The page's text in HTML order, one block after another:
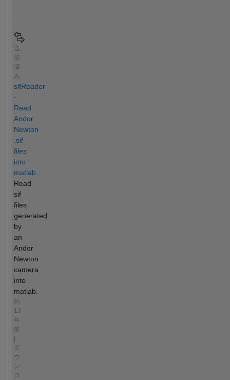
送
信
済
み
sifReader
-
Read
Andor
Newton
.sif
files
into
matlab.
Read
sif
files
generated
by
an
Andor
Newton
camera
into
matlab.
約
13
年
前
|
ダ
ウ
ン
ロ